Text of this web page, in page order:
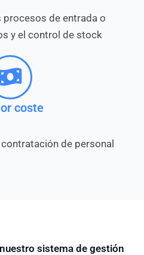
de entrada o
y el control de stock
coste
de personal
sistema de gestión